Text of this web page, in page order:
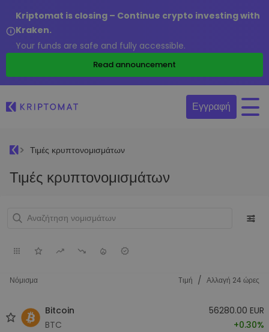
Kriptomat is closing – Continue crypto investing with
Kraken.
Your funds are safe and fully accessible.
Read announcement
Εγγραφή
Τιμές κρυπτονομισμάτων
Τιμές κρυπτονομισμάτων
Νόμισμα Tιμή / Αλλαγή 24 ώρες
Bitcoin
BTC
56280.00 EUR
+0.30%